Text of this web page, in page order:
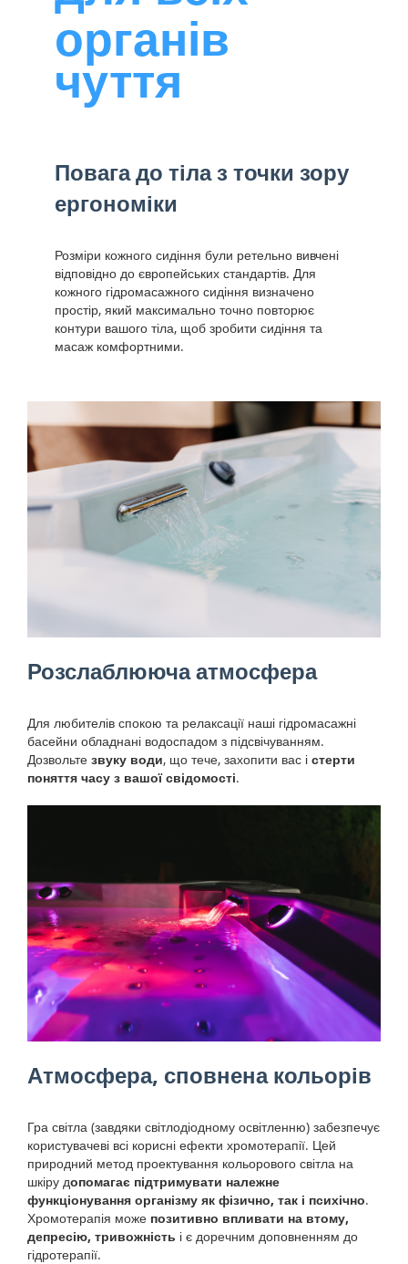
органів
чуття
Повага до тіла з точки зору
ергономіки
Розміри кожного сидіння були ретельно вивчені
відповідно до європейських стандартів. Для
кожного гідромасажного сидіння визначено
простір, який максимально точно повторює
контури вашого тіла, щоб зробити сидіння та
масаж комфортними.
Розслаблююча атмосфера
Для любителів спокою та релаксації наші гідромасажні
басейни обладнані водоспадом з підсвічуванням.
Дозвольте звуку води, що тече, захопити вас і стерти
поняття часу з вашої свідомості.
Атмосфера, сповнена кольорів
Гра світла (завдяки світлодіодному освітленню) забезпечує
користувачеві всі корисні ефекти хромотерапії. Цей
природний метод проектування кольорового світла на
шкіру допомагає підтримувати належне
функціонування організму як фізично, так і психічно.
Хромотерапія може позитивно впливати на втому,
депресію, тривожність і є доречним доповненням до
гідротерапії.